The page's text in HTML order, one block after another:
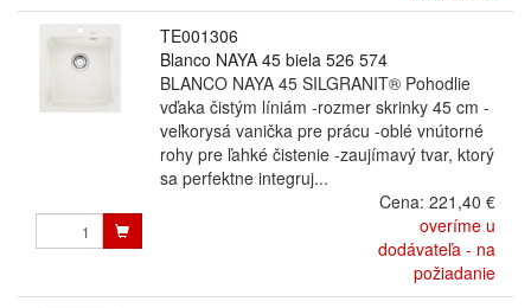
TE001306
Blanco NAYA 45 biela 526 574
BLANCO NAYA 45 SILGRANIT® Pohodlie
vďaka čistým líniám -rozmer skrinky 45 cm -
veľkorysá vanička pre prácu -oblé vnútorné
rohy pre ľahké čistenie -zaujímavý tvar, ktorý
sa perfektne integruj...
Cena: 221,40 €
overíme u
dodávateľa - na
požiadanie